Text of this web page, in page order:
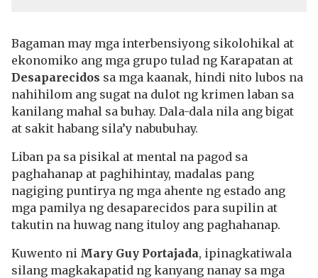
Bagaman may mga interbensiyong sikolohikal at
ekonomiko ang mga grupo tulad ng Karapatan at
Desaparecidos sa mga kaanak, hindi nito lubos na
nahihilom ang sugat na dulot ng krimen laban sa
kanilang mahal sa buhay. Dala-dala nila ang bigat
at sakit habang sila’y nabubuhay.
Liban pa sa pisikal at mental na pagod sa
paghahanap at paghihintay, madalas pang
nagiging puntirya ng mga ahente ng estado ang
mga pamilya ng desaparecidos para supilin at
takutin na huwag nang ituloy ang paghahanap.
Kuwento ni Mary Guy Portajada, ipinagkatiwala
silang magkakapatid ng kanyang nanay sa mga